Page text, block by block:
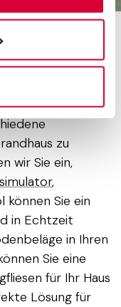
sul tasto
die
App
zu
wir Sie ein,
,
können Sie ein
in Echtzeit
in Ihren
Sie eine
für Ihr Haus
Lösung für